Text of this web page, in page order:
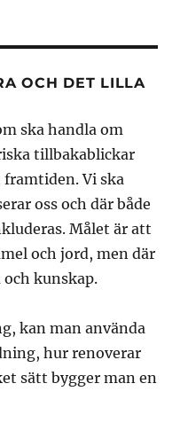
OCH DET LILLA
ska handla om
tillbakablickar
Vi ska
oss och där både
Målet är att
och jord, men där
kunskap.
kan man använda
hur renoverar
sätt bygger man en